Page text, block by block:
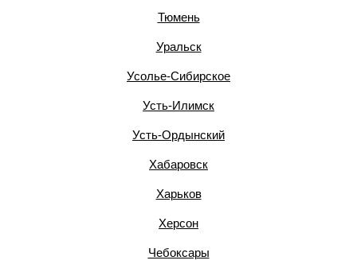
Тюмень
Уральск
Усолье-Сибирское
Усть-Илимск
Усть-Ордынский
Хабаровск
Харьков
Херсон
Чебоксары